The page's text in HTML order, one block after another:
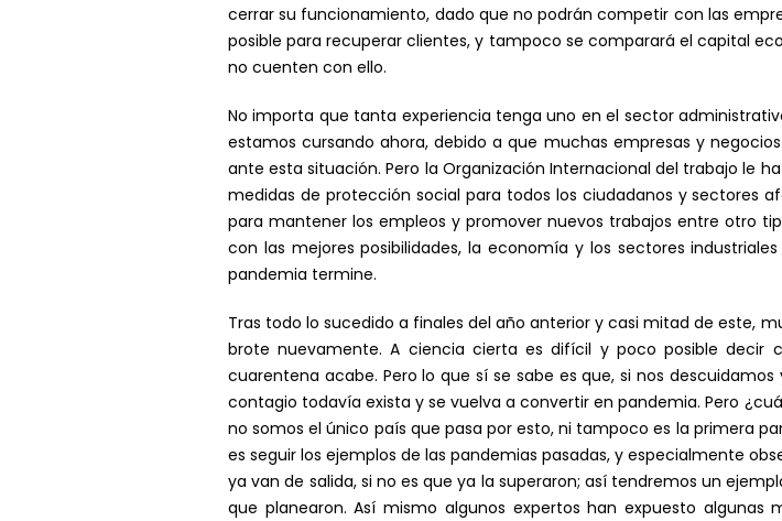
cerrar su funcionamiento, dado que no podrán competir con las
posible para recuperar clientes, y tampoco se comparará el capital
no cuenten con ello.
No importa que tanta experiencia tenga uno en el sector
estamos cursando ahora, debido a que muchas empresas y
ante esta situación. Pero la Organización Internacional del trabajo le
medidas de protección social para todos los ciudadanos y sectores
para mantener los empleos y promover nuevos trabajos entre otro
con las mejores posibilidades, la economía y los sectores
pandemia termine.
Tras todo lo sucedido a finales del año anterior y casi mitad de este,
brote nuevamente. A ciencia cierta es difícil y poco posible decir
cuarentena acabe. Pero lo que sí se sabe es que, si nos
contagio todavía exista y se vuelva a convertir en pandemia. Pero
no somos el único país que pasa por esto, ni tampoco es la primera
es seguir los ejemplos de las pandemias pasadas, y especialmente
ya van de salida, si no es que ya la superaron; así tendremos un
que planearon. Así mismo algunos expertos han expuesto